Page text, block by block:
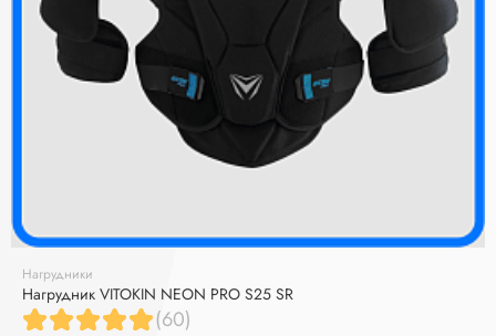
Нагрудники
Нагрудник VITOKIN NEON PRO S25 SR
(60)